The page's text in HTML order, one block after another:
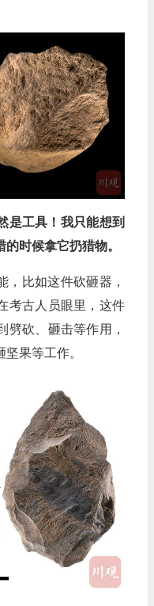
是工具！我只能想到
时候拿它扔猎物。
，比如这件砍砸器，
考古人员眼里，这件
劈砍、砸击等作用，
果等工作。